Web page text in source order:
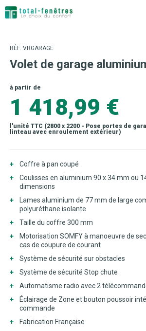
RÉF: VRGARAGE
Volet de garage
à partir de
1 418,99 €
l'unité TTC (2800 x 2200 - Pose portes de
linteau avec enroulement extérieur)
Coffre à pan coupé
Coulisses en aluminium 90 x 34 mm ou
dimensions
Lames aluminium de 77 mm de large
polyuréthane isolante
Taille du coffre 300 mm
Motorisation SOMFY à manoeuvre de
cas de coupure de courant
Système de sécurité sur obstacles
Système de sécurité Stop chute
Automatisme radio avec 2
Éclairage de Zone et bouton poussoir
commande
Fabrication Française